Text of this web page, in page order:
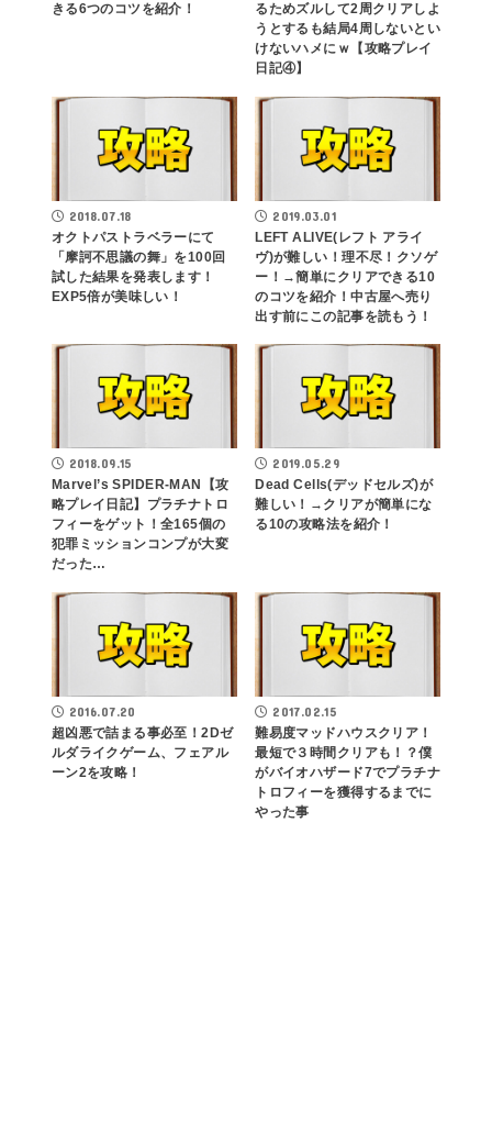
きる6つのコツを紹介！
るためズルして2周クリアしよ
うとするも結局4周しないとい
けないハメにｗ【攻略プレイ
日記④】
2018.07.18
オクトパストラベラーにて
「摩訶不思議の舞」を100回
試した結果を発表します！
EXP5倍が美味しい！
2019.03.01
LEFT ALIVE(レフト アライ
ヴ)が難しい！理不尽！クソゲ
ー！→簡単にクリアできる10
のコツを紹介！中古屋へ売り
出す前にこの記事を読もう！
2018.09.15
Marvel’s SPIDER-MAN【攻
略プレイ日記】プラチナトロ
フィーをゲット！全165個の
犯罪ミッションコンプが大変
だった…
2019.05.29
Dead Cells(デッドセルズ)が
難しい！→クリアが簡単にな
る10の攻略法を紹介！
2016.07.20
超凶悪で詰まる事必至！2Dゼ
ルダライクゲーム、フェアル
ーン2を攻略！
2017.02.15
難易度マッドハウスクリア！
最短で３時間クリアも！？僕
がバイオハザード7でプラチナ
トロフィーを獲得するまでに
やった事